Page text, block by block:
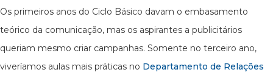
Os primeiros anos do Ciclo Básico davam o embasamento
teórico da comunicação, mas os aspirantes a publicitários
queriam mesmo criar campanhas. Somente no terceiro ano,
viveríamos aulas mais práticas no Departamento de Relações